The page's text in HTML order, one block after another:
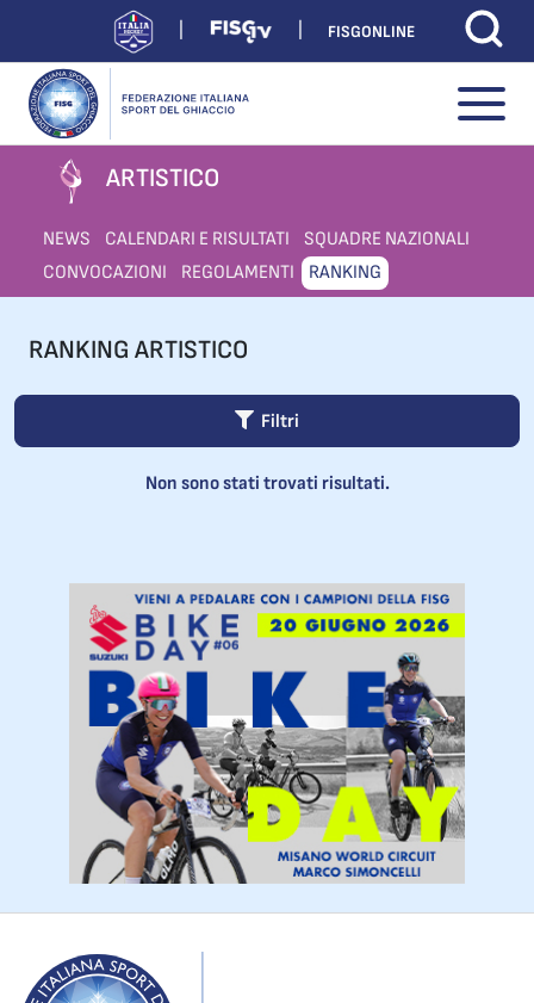
FISGONLINE
ARTISTICO
NEWS CALENDARI E RISULTATI
SQUADRE NAZIONALI
CONVOCAZIONI
REGOLAMENTI RANKING
RANKING ARTISTICO
Filtri
Non sono stati trovati risultati.